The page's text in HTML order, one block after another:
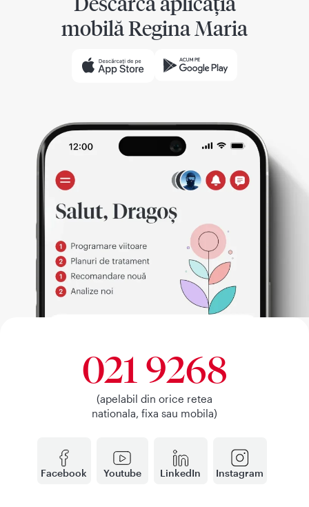
mobilă Regina Maria
Facebook Youtube LinkedIn Instagram
021 9268
(apelabil din orice retea
nationala, fixa sau mobila)